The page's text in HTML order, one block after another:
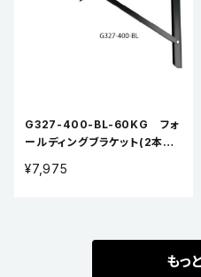
G327-400-BL-60KG フォ
ールディングブラケット(2本入
¥7,975
もっ